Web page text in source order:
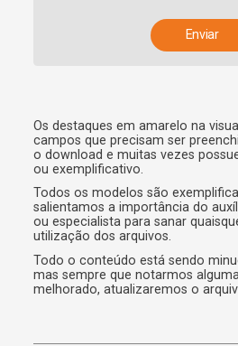
r
n
a
i
v
e
:
Os destaques em amarelo na
campos que precisam ser
o download e muitas vezes
ou exemplificativo.
Todos os modelos são
salientamos a importância do
ou especialista para sanar
utilização dos arquivos.
Todo o conteúdo está sendo
mas sempre que notarmos
melhorado, atualizaremos o